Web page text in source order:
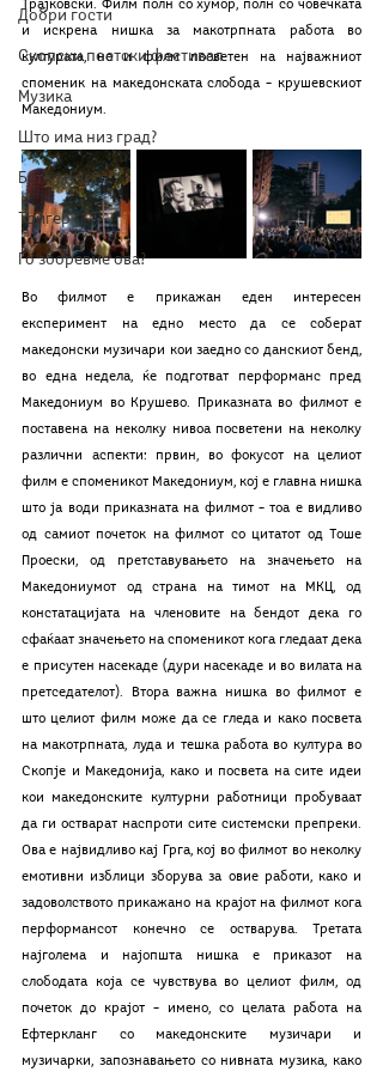
Добри гости
Скопски поетски фестивал
Музика
Што има низ град?
Бета-музеј
Тригер
Го зборевме ова?
Трајковски. Филм полн со хумор, полн со човечката
и искрена нишка за макотрпната работа во
културата, но и филм посветен на најважниот
споменик на македонската слобода – крушевскиот
Македониум.
Во филмот е прикажан еден интересен
експеримент на едно место да се соберат
македонски музичари кои заедно со данскиот бенд,
во една недела, ќе подготват перформанс пред
Македониум во Крушево. Приказната во филмот е
поставена на неколку нивоа посветени на неколку
различни аспекти: првин, во фокусот на целиот
филм е споменикот Македониум, кој е главна нишка
што ја води приказната на филмот – тоа е видливо
од самиот почеток на филмот со цитатот од Тоше
Проески, од претставувањето на значењето на
Македониумот од страна на тимот на МКЦ, од
констатацијата на членовите на бендот дека го
сфаќаат значењето на споменикот кога гледаат дека
е присутен насекаде (дури насекаде и во вилата на
претседателот). Втора важна нишка во филмот е
што целиот филм може да се гледа и како посвета
на макотрпната, луда и тешка работа во култура во
Скопје и Македонија, како и посвета на сите идеи
кои македонските културни работници пробуваат
да ги остварат наспроти сите системски препреки.
Ова е највидливо кај Грга, кој во филмот во неколку
емотивни изблици зборува за овие работи, како и
задоволството прикажано на крајот на филмот кога
перформансот конечно се остварува. Третата
најголема и најопшта нишка е приказот на
слободата која се чувствува во целиот филм, од
почеток до крајот – имено, со целата работа на
Ефтеркланг со македонските музичари и
музичарки, запознавањето со нивната музика, како